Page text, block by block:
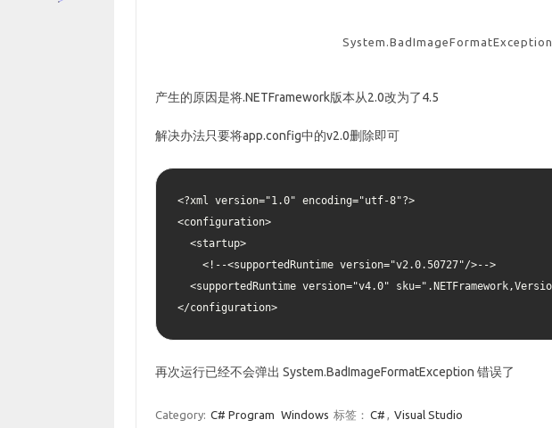
System.BadImageFormatException
产生的原因是将.NETFramework版本从2.0改为了4.5
解决办法只要将app.config中的v2.0删除即可
<?xml version="1.0" encoding="utf-8"?>
<configuration>
</configuration>
再次运行已经不会弹出 System.BadImageFormatException 错误了
Category: C# Program Windows 标签： C# , Visual Studio